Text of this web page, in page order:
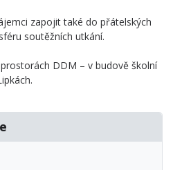
zapojit také do přátelských
soutěžních utkání.
DDM – v budově školní